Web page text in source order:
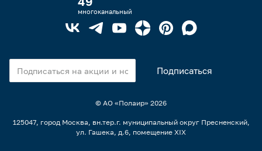
многоканальный
© АО «Полаир» 2026
125047, город Москва, вн.тер.г. муниципальный округ Пресненский,
ул. Гашека, д.6, помещение XIX